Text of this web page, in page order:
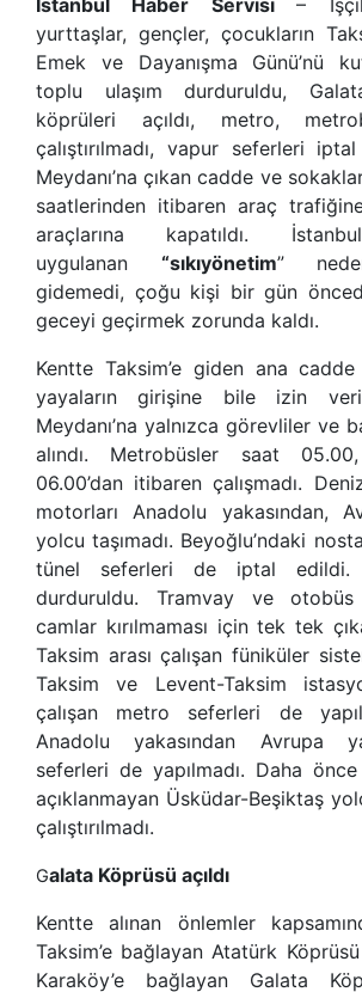
yurttaşlar, gençler, çocukların
Emek ve Dayanışma Günü’nü
toplu ulaşım durduruldu,
köprüleri açıldı, metro,
çalıştırılmadı, vapur seferleri
Meydanı’na çıkan cadde ve
saatlerinden itibaren araç
araçlarına kapatıldı.
uygulanan “sıkıyönetim”
gidemedi, çoğu kişi bir gün
geceyi geçirmek zorunda kaldı.
Kentte Taksim’e giden ana
yayaların girişine bile izin
Meydanı’na yalnızca görevliler ve
alındı. Metrobüsler saat
06.00’dan itibaren çalışmadı.
motorları Anadolu yakasından,
yolcu taşımadı. Beyoğlu’ndaki
tünel seferleri de iptal edildi.
durduruldu. Tramvay ve otobüs
camlar kırılmaması için tek tek
Taksim arası çalışan füniküler
Taksim ve Levent-Taksim
çalışan metro seferleri de
Anadolu yakasından Avrupa
seferleri de yapılmadı. Daha
açıklanmayan Üsküdar-Beşiktaş
çalıştırılmadı.
Galata Köprüsü açıldı
Kentte alınan önlemler
Taksim’e bağlayan Atatürk
Karaköy’e bağlayan Galata